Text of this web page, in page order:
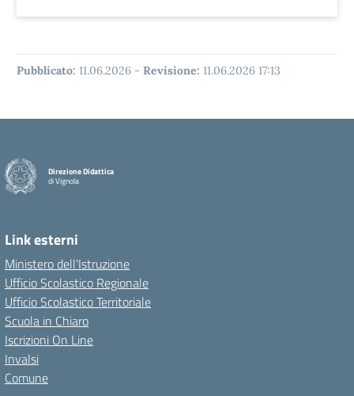
Pubblicato: 11.06.2026 - Revisione: 11.06.2026 17:13
Direzione Didattica
di Vignola
Link esterni
Ministero dell'Istruzione
Ufficio Scolastico Regionale
Ufficio Scolastico Territoriale
Scuola in Chiaro
Iscrizioni On Line
Invalsi
Comune